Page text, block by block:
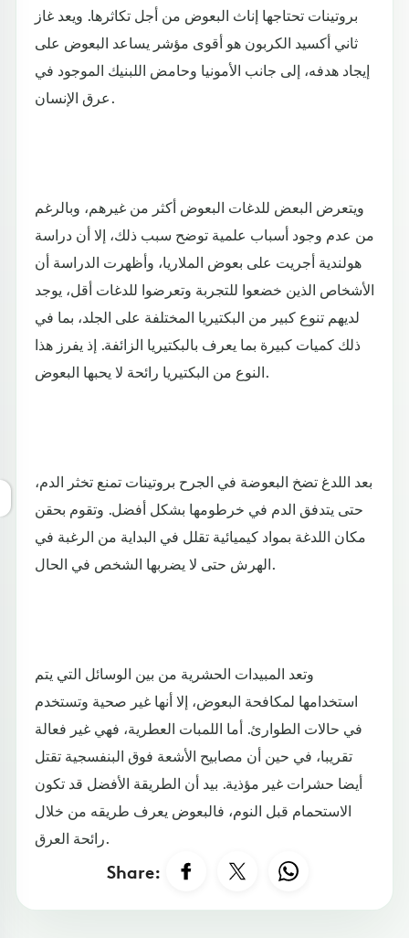
بروتينات تحتاجها إناث البعوض من أجل تكاثرها. ويعد غاز
ثاني أكسيد الكربون هو أقوى مؤشر يساعد البعوض على
إيجاد هدفه، إلى جانب الأمونيا وحامض اللبنيك الموجود في
عرق الإنسان.
ويتعرض البعض للدغات البعوض أكثر من غيرهم، وبالرغم
من عدم وجود أسباب علمية توضح سبب ذلك، إلا أن دراسة
هولندية أجريت على بعوض الملاريا، وأظهرت الدراسة أن
الأشخاص الذين خضعوا للتجربة وتعرضوا للدغات أقل، يوجد
لديهم تنوع كبير من البكتيريا المختلفة على الجلد، بما في
ذلك كميات كبيرة بما يعرف بالبكتيريا الزائفة. إذ يفرز هذا
النوع من البكتيريا رائحة لا يحبها البعوض.
بعد اللدغ تضخ البعوضة في الجرح بروتينات تمنع تخثر الدم،
حتى يتدفق الدم في خرطومها بشكل أفضل. وتقوم بحقن
مكان اللدغة بمواد كيميائية تقلل في البداية من الرغبة في
الهرش حتى لا يضربها الشخص في الحال.
وتعد المبيدات الحشرية من بين الوسائل التي يتم
استخدامها لمكافحة البعوض، إلا أنها غير صحية وتستخدم
في حالات الطوارئ. أما اللمبات العطرية، فهي غير فعالة
تقريبا، في حين أن مصابيح الأشعة فوق البنفسجية تقتل
أيضا حشرات غير مؤذية. بيد أن الطريقة الأفضل قد تكون
الاستحمام قبل النوم، فالبعوض يعرف طريقه من خلال
رائحة العرق.
Share: